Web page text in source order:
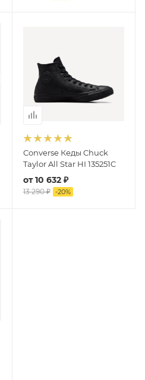
Converse Кеды Chuck
Taylor All Star HI 135251C
от10 632 ₽
13 290 ₽ -20%